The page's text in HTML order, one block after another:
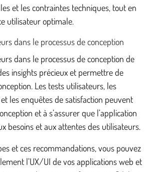
et les contraintes techniques, tout en
utilisateur optimale.
dans le processus de conception
dans le processus de conception de
insights précieux et permettre de
Les tests utilisateurs, les
les enquêtes de satisfaction peuvent
et à s’assurer que l’application
besoins et aux attentes des utilisateurs.
et ces recommandations, vous pouvez
l’UX/UI de vos applications web et